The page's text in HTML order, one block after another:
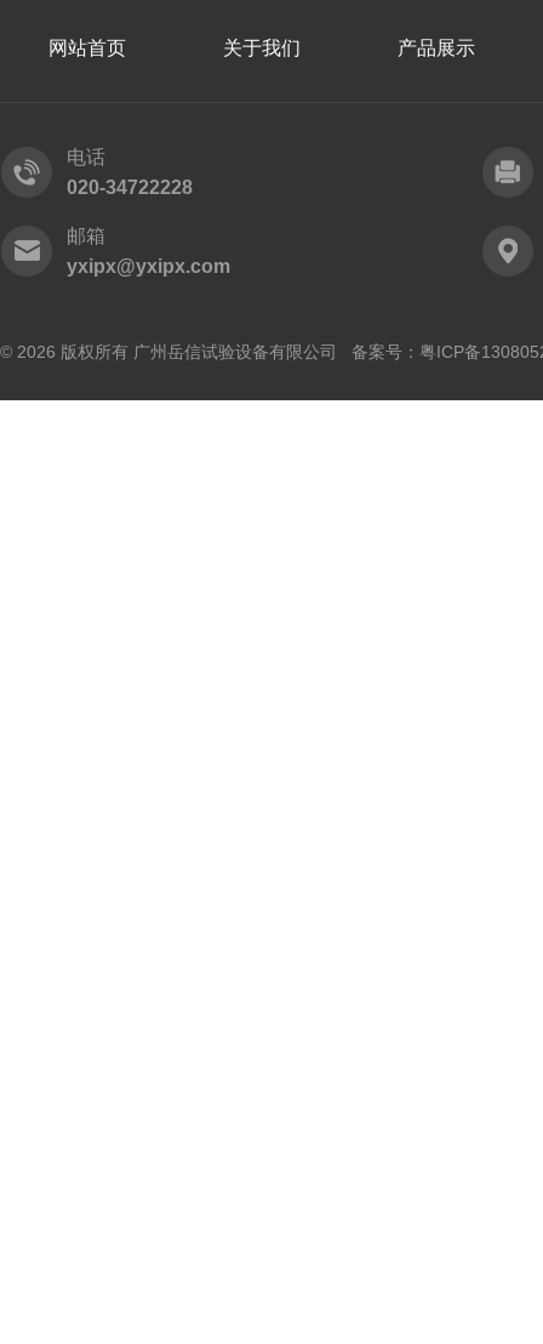
网站首页 关于我们 产品展示
电话
020-34722228
邮箱
yxipx@yxipx.com
© 2026 版权所有 广州岳信试验设备有限公司 备案号： 粤ICP备